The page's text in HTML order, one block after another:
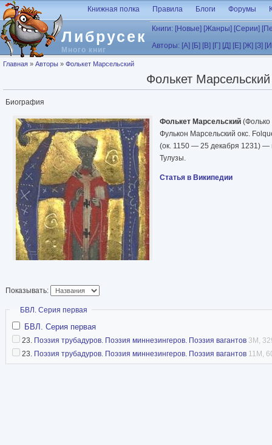
Перейти к основному содержанию
Либрусек
Много книг
Книжная полка Правила Блоги Форумы
Книги: [Новые] [Жанры] [Серии]
Авторы: [А] [Б] [В] [Г] [Д] [Е] [Ж] [З]
Вы здесь
Главная » Авторы » Фолькет Марсельский
Фолькет Марсельский
Биография
Фолькет Марсельский (Фолько
Фулькон Марсельский окс.
(ок. 1150 — 25 декабря 1231) —
Тулузы.
Статья в Википедии
Показывать:
Скрыть
БВЛ. Серия первая
БВЛ. Серия первая
23. Поэзия трубадуров. Поэзия миннезингеров. Поэзия вагантов 3M,
23. Поэзия трубадуров. Поэзия миннезингеров. Поэзия вагантов 11M,